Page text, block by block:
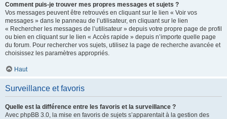
Comment puis-je trouver mes propres messages et sujets ?
Vos messages peuvent être retrouvés en cliquant sur le lien « Voir vos
messages » dans le panneau de l’utilisateur, en cliquant sur le lien
« Rechercher les messages de l’utilisateur » depuis votre propre page de profil
ou bien en cliquant sur le lien « Accès rapide » depuis n’importe quelle page
du forum. Pour rechercher vos sujets, utilisez la page de recherche avancée et
choisissez les paramètres appropriés.
Haut
Surveillance et favoris
Quelle est la différence entre les favoris et la surveillance ?
Avec phpBB 3.0, la mise en favoris de sujets s’apparentait à la gestion des